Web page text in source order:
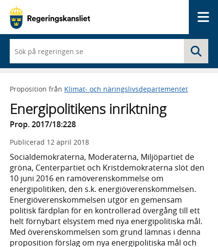
du
börjar
skriva
framträder
lista
med
sökförslag
Proposition från Klimat- och näringslivsdepartementet
Energipolitikens inriktning
Prop. 2017/18:228
Publicerad 12 april 2018
Socialdemokraterna, Moderaterna, Miljöpartiet de
gröna, Centerpartiet och Kristdemokraterna slöt den
10 juni 2016 en ramöverenskommelse om
energipolitiken, den s.k. energiöverenskommelsen.
Energiöverenskommelsen utgör en gemensam
politisk färdplan för en kontrollerad övergång till ett
helt förnybart elsystem med nya energipolitiska mål.
Med överenskommelsen som grund lämnas i denna
proposition förslag om nya energipolitiska mål och